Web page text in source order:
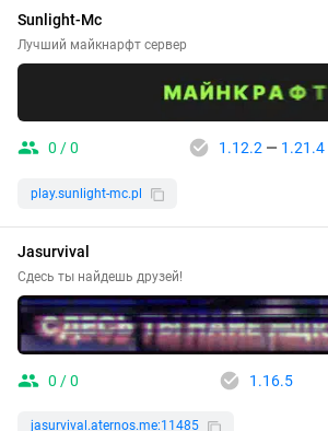
Sunlight-Mc
Лучший майкнарфт сервер
0 / 0 1.12.2— 1.21.4
play.sunlight-mc.pl
Jasurvival
Сдесь ты найдешь друзей!
0 / 0 1.16.5
jasurvival.aternos.me:11485